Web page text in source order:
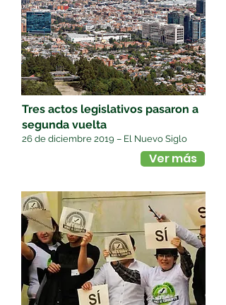
Ver más
Tres actos legislativos pasaron a
segunda vuelta
26 de diciembre 2019 – El Nuevo Siglo